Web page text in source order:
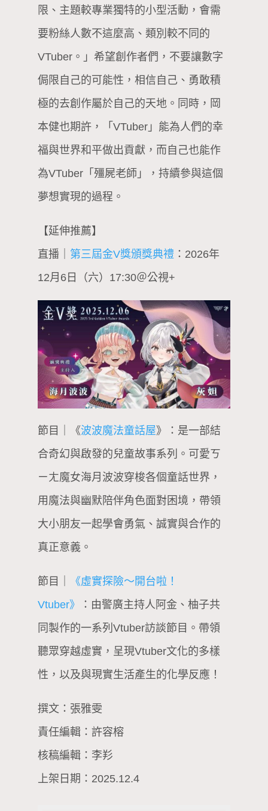
限、主題較專業獨特的小型活動，會需
要粉絲人數不這麼高、類別較不同的
VTuber。」希望創作者們，不要讓數字
侷限自己的可能性，相信自己、勇敢積
極的去創作屬於自己的天地。同時，岡
本健也期許，「VTuber」能為人們的幸
福與世界和平做出貢獻，而自己也能作
為VTuber「殭屍老師」，持續參與這個
夢想實現的過程。
【延伸推薦】
直播｜ 第三屆金V獎頒獎典禮 ：2026年
12月6日（六）17:30＠公視+
節目｜《波波魔法童話屋》：是一部結
合奇幻與啟發的兒童故事系列。可愛ㄎ
ㄧㄤ魔女海月波波穿梭各個童話世界，
用魔法與幽默陪伴角色面對困境，帶領
大小朋友一起學會勇氣、誠實與合作的
真正意義。
節目｜
《虛實探險～開台啦！
Vtuber》
：由警廣主持人阿金、柚子共
同製作的一系列Vtuber訪談節目。帶領
聽眾穿越虛實，呈現Vtuber文化的多樣
性，以及與現實生活產生的化學反應！
撰文：張雅雯
責任編輯：許容榕
核稿編輯：李羏
上架日期：2025.12.4